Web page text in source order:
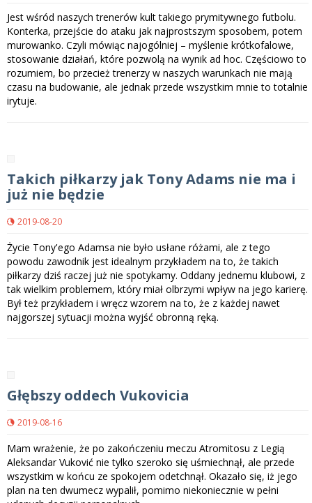
Jest wśród naszych trenerów kult takiego prymitywnego futbolu.
Konterka, przejście do ataku jak najprostszym sposobem, potem
murowanko. Czyli mówiąc najogólniej – myślenie krótkofalowe,
stosowanie działań, które pozwolą na wynik ad hoc. Częściowo to
rozumiem, bo przecież trenerzy w naszych warunkach nie mają
czasu na budowanie, ale jednak przede wszystkim mnie to totalnie
irytuje.
Takich piłkarzy jak Tony Adams nie ma i
już nie będzie
2019-08-20
Życie Tony'ego Adamsa nie było usłane różami, ale z tego
powodu zawodnik jest idealnym przykładem na to, że takich
piłkarzy dziś raczej już nie spotykamy. Oddany jednemu klubowi, z
tak wielkim problemem, który miał olbrzymi wpływ na jego karierę.
Był też przykładem i wręcz wzorem na to, że z każdej nawet
najgorszej sytuacji można wyjść obronną ręką.
Głębszy oddech Vukovicia
2019-08-16
Mam wrażenie, że po zakończeniu meczu Atromitosu z Legią
Aleksandar Vuković nie tylko szeroko się uśmiechnął, ale przede
wszystkim w końcu ze spokojem odetchnął. Okazało się, iż jego
plan na ten dwumecz wypalił, pomimo niekoniecznie w pełni